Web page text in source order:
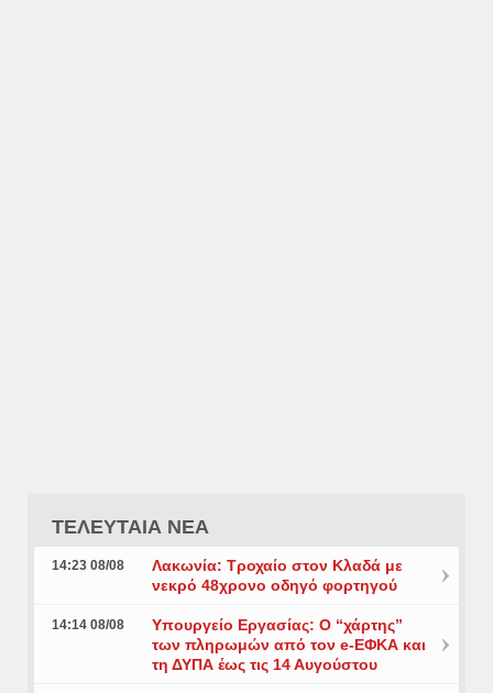
ΤΕΛΕΥΤΑΙΑ ΝΕΑ
14:23 08/08
Λακωνία: Τροχαίο στον Κλαδά με
νεκρό 48χρονο οδηγό φορτηγού
14:14 08/08
Υπουργείο Εργασίας: Ο “χάρτης”
των πληρωμών από τον e-ΕΦΚΑ και
τη ΔΥΠΑ έως τις 14 Αυγούστου